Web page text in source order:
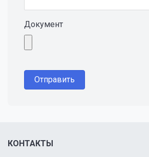
Документ
КОНТАКТЫ